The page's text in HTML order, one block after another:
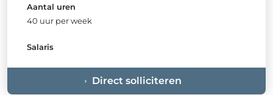
Aantal uren
40 uur per week
Salaris
Direct solliciteren